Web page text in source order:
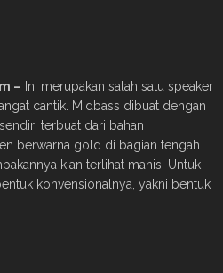
– Ini merupakan salah satu speaker
cantik. Midbass dibuat dengan
terbuat dari bahan
berwarna gold di bagian tengah
kian terlihat manis. Untuk
konvensionalnya, yakni bentuk